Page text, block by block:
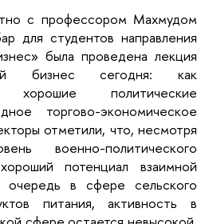
с профессором Махмудом
для студентов направления
была проведена лекция
бизнес сегодня: как
хорошие политические
торгово-экономическое
отметили, что, несмотря
военно-политического
потенциал взаимной
очередь в сфере сельского
питания, активность в